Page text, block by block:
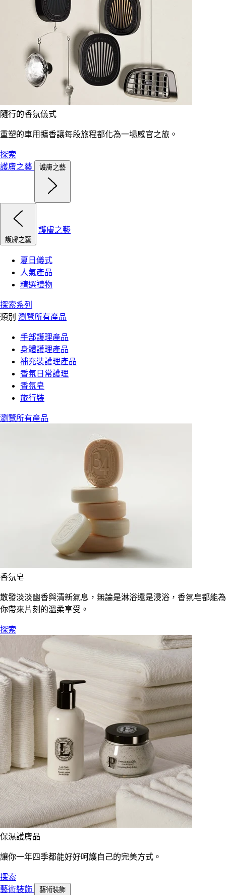
隨行的香氛儀式
重塑的車用擴香讓每段旅程都化為一場感官之旅。
探索
護膚之藝
護膚之藝
護膚之藝
護膚之藝
夏日儀式
人氣產品
精選禮物
探索系列
類別 瀏覽所有產品
手部護理產品
身體護理產品
補充裝護理產品
香氛日常護理
香氛皂
旅行裝
瀏覽所有產品
香氛皂
散發淡淡幽香與清新氣息，無論是淋浴還是浸浴，香氛皂都能為
你帶來片刻的溫柔享受。
探索
保濕護膚品
讓你一年四季都能好好呵護自己的完美方式。
探索
藝術裝飾
藝術裝飾